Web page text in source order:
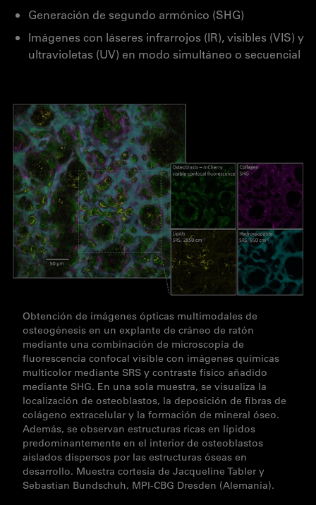
Generación de segundo armónico (SHG)
Imágenes con láseres infrarrojos (IR), visibles (VIS) y
ultravioletas (UV) en modo simultáneo o secuencial
Obtención de imágenes ópticas multimodales de
osteogénesis en un explante de cráneo de ratón
mediante una combinación de microscopía de
fluorescencia confocal visible con imágenes químicas
multicolor mediante SRS y contraste físico añadido
mediante SHG. En una sola muestra, se visualiza la
localización de osteoblastos, la deposición de fibras de
colágeno extracelular y la formación de mineral óseo.
Además, se observan estructuras ricas en lípidos
predominantemente en el interior de osteoblastos
aislados dispersos por las estructuras óseas en
desarrollo. Muestra cortesía de Jacqueline Tabler y
Sebastian Bundschuh, MPI-CBG Dresden (Alemania).